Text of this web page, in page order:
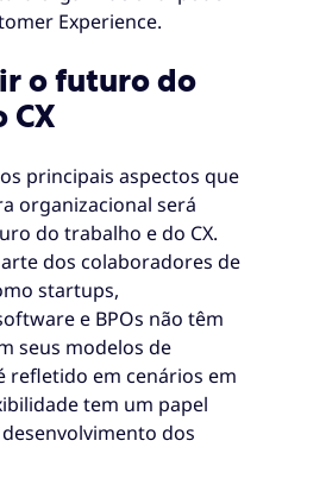
Experience.
o futuro do
CX
principais aspectos que
organizacional será
do trabalho e do CX.
dos colaboradores de
startups,
e BPOs não têm
seus modelos de
refletido em cenários em
tem um papel
dos